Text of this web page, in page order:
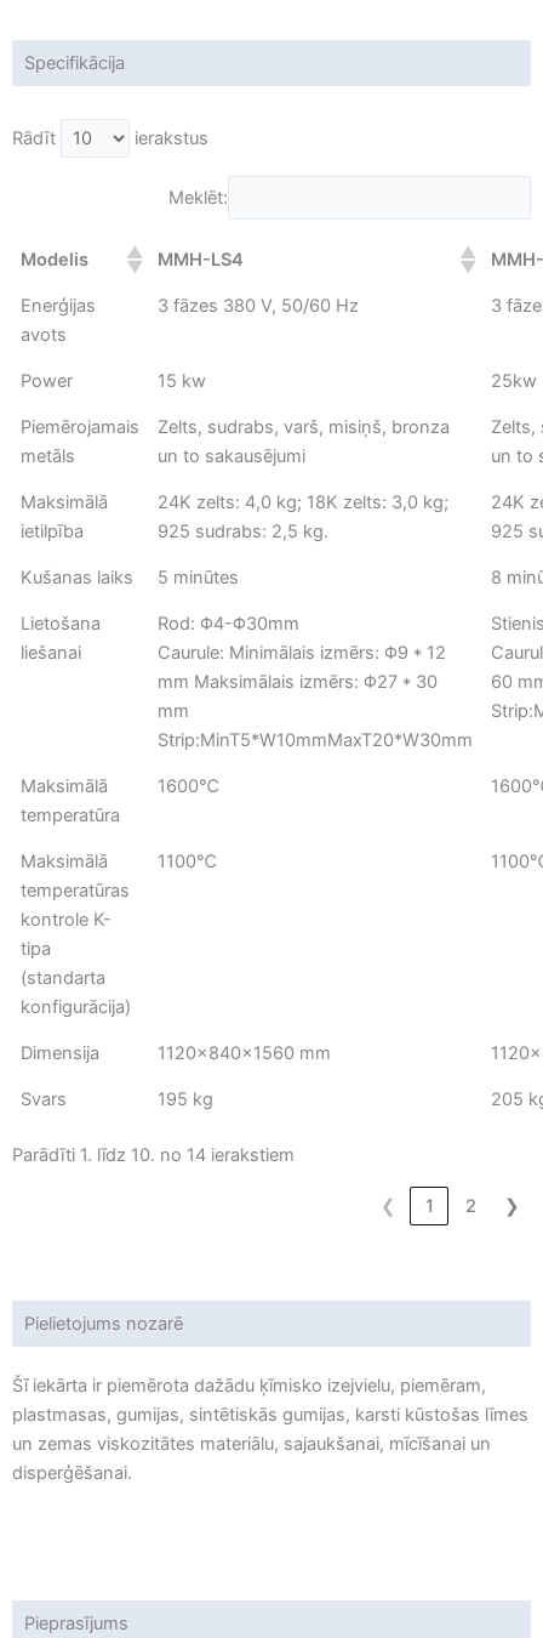
Specifikācija
Rādīt ierakstus
Meklēt:
Modelis MMH-LS4
Enerģijas
avots
3 fāzes 380 V, 50/60 Hz 3
Power 15 kw 25kw
Piemērojamais
metāls
Zelts, sudrabs, varš, misiņš, bronza
un to sakausējumi
Zelts,
un to
Maksimālā
ietilpība
24K zelts: 4,0 kg; 18K zelts: 3,0 kg;
925 sudrabs: 2,5 kg.
24K
925
Kušanas laiks 5 minūtes 8
Lietošana
liešanai
Rod: Φ4-Φ30mm
Caurule: Minimālais izmērs: Φ9 * 12
mm Maksimālais izmērs: Φ27 * 30
mm
Strip:MinT5*W10mmMaxT20*W30mm
60
Maksimālā
temperatūra
1600℃
Maksimālā
temperatūras
kontrole K-
tipa
(standarta
konfigurācija)
1100℃
Dimensija 1120×840×1560 mm
Svars 195 kg 205
Parādīti 1. līdz 10. no 14 ierakstiem
❮ 1 2 ❯
Pielietojums nozarē
Šī iekārta ir piemērota dažādu ķīmisko izejvielu, piemēram,
plastmasas, gumijas, sintētiskās gumijas, karsti kūstošas līmes
un zemas viskozitātes materiālu, sajaukšanai, mīcīšanai un
disperģēšanai.
Pieprasījums